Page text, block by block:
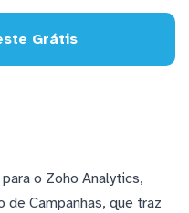
Grátis
para o Zoho Analytics,
de Campanhas, que traz